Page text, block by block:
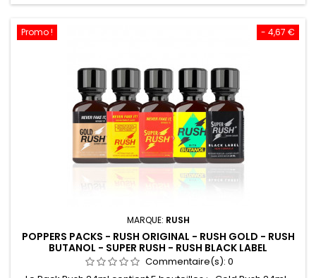
- 4,67 €
Promo !
MARQUE: RUSH
POPPERS PACKS - RUSH ORIGINAL - RUSH GOLD - RUSH
BUTANOL - SUPER RUSH - RUSH BLACK LABEL
Commentaire(s): 0